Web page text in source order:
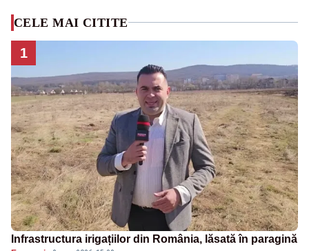
CELE MAI CITITE
1
Infrastructura irigațiilor din România, lăsată în paragină